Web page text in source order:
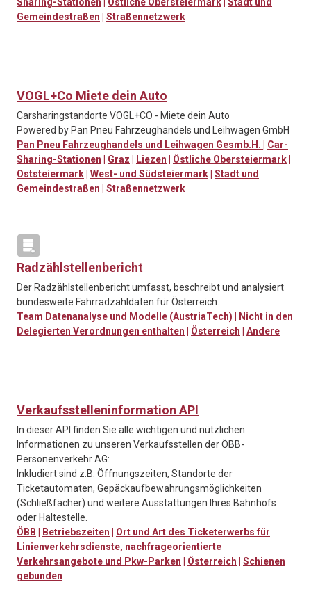
Gemeindestraßen
Straßennetzwerk
VOGL+Co Miete dein Auto
Carsharingstandorte VOGL+CO - Miete dein Auto
Powered by Pan Pneu Fahrzeughandels und Leihwagen GmbH
Pan Pneu Fahrzeughandels und Leihwagen Gesmb.H.
Car-
Sharing-Stationen
Graz Liezen Östliche Obersteiermark
Oststeiermark West- und Südsteiermark Stadt und
Gemeindestraßen
Straßennetzwerk
Radzählstellenbericht
Der Radzählstellenbericht umfasst, beschreibt und analysiert
bundesweite Fahrradzähldaten für Österreich.
Team Datenanalyse und Modelle (AustriaTech)
Nicht in den
Delegierten Verordnungen enthalten
Österreich Andere
Verkaufsstelleninformation API
In dieser API finden Sie alle wichtigen und nützlichen
Informationen zu unseren Verkaufsstellen der ÖBB-
Personenverkehr AG:
Inkludiert sind z.B. Öffnungszeiten, Standorte der
Ticketautomaten, Gepäckaufbewahrungsmöglichkeiten
(Schließfächer) und weitere Ausstattungen Ihres Bahnhofs
oder Haltestelle.
ÖBB
Betriebszeiten
Ort und Art des Ticketerwerbs für
Linienverkehrsdienste, nachfrageorientierte
Verkehrsangebote und Pkw-Parken
Österreich
Schienen
gebunden